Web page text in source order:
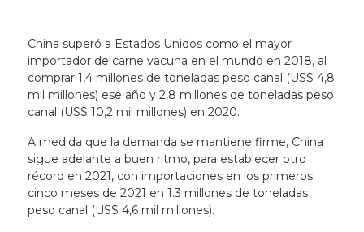
China superó a Estados Unidos como el mayor
importador de carne vacuna en el mundo en 2018, al
comprar 1,4 millones de toneladas peso canal (US$ 4,8
mil millones) ese año y 2,8 millones de toneladas peso
canal (US$ 10,2 mil millones) en 2020.
A medida que la demanda se mantiene firme, China
sigue adelante a buen ritmo, para establecer otro
récord en 2021, con importaciones en los primeros
cinco meses de 2021 en 1.3 millones de toneladas
peso canal (US$ 4,6 mil millones).